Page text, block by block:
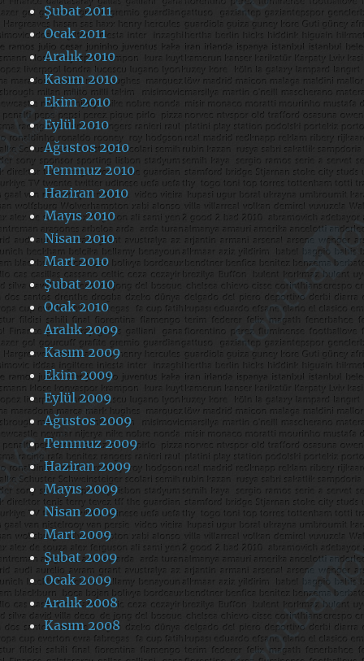
Şubat 2011
Ocak 2011
Aralık 2010
Kasım 2010
Ekim 2010
Eylül 2010
Ağustos 2010
Temmuz 2010
Haziran 2010
Mayıs 2010
Nisan 2010
Mart 2010
Şubat 2010
Ocak 2010
Aralık 2009
Kasım 2009
Ekim 2009
Eylül 2009
Ağustos 2009
Temmuz 2009
Haziran 2009
Mayıs 2009
Nisan 2009
Mart 2009
Şubat 2009
Ocak 2009
Aralık 2008
Kasım 2008